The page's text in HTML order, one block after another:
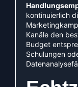
kontinuierlich
Kanäle den
Budget
Schulungen